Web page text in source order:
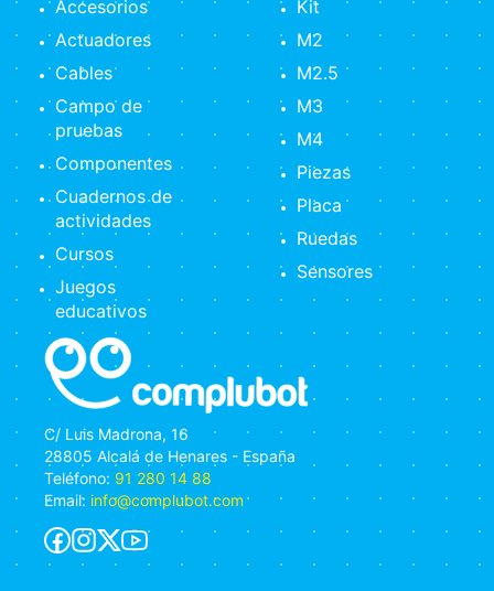
C/ Luis Madrona, 16
28805 Alcalá de Henares - España
Teléfono: 91 280 14 88
Email: info@complubot.com
Accesorios
Actuadores
Cables
Campo de
pruebas
Componentes
Cuadernos de
actividades
Cursos
Juegos
educativos
Kit
M2
M2.5
M3
M4
Piezas
Placa
Ruedas
Sensores